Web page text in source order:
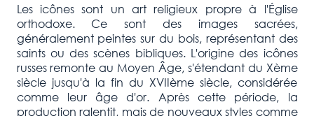
Les icônes sont un art religieux propre à l'Église
orthodoxe. Ce sont des images sacrées,
généralement peintes sur du bois, représentant des
saints ou des scènes bibliques. L'origine des icônes
russes remonte au Moyen Âge, s'étendant du Xème
siècle jusqu'à la fin du XVIIème siècle, considérée
comme leur âge d'or. Après cette période, la
production ralentit, mais de nouveaux styles comme